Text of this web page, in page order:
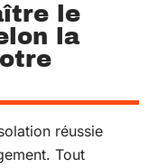
le
la
réussie
Tout